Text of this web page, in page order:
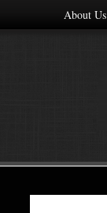
About Us